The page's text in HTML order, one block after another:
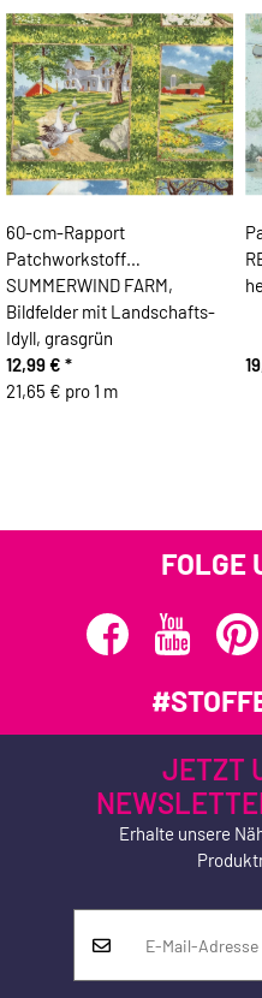
60-cm-Rapport
Patchworkstoff
SUMMERWIND FARM,
Bildfelder mit Landschafts-
Idyll, grasgrün
12,99 € *
21,65 € pro 1 m
FOLGE
JETZT
Erhalte unsere